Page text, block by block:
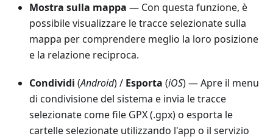
Mostra sulla mappa — Con questa funzione, è
possibile visualizzare le tracce selezionate sulla
mappa per comprendere meglio la loro posizione
e la relazione reciproca.
Condividi (Android) / Esporta (iOS) — Apre il menu
di condivisione del sistema e invia le tracce
selezionate come file GPX (.gpx) o esporta le
cartelle selezionate utilizzando l'app o il servizio